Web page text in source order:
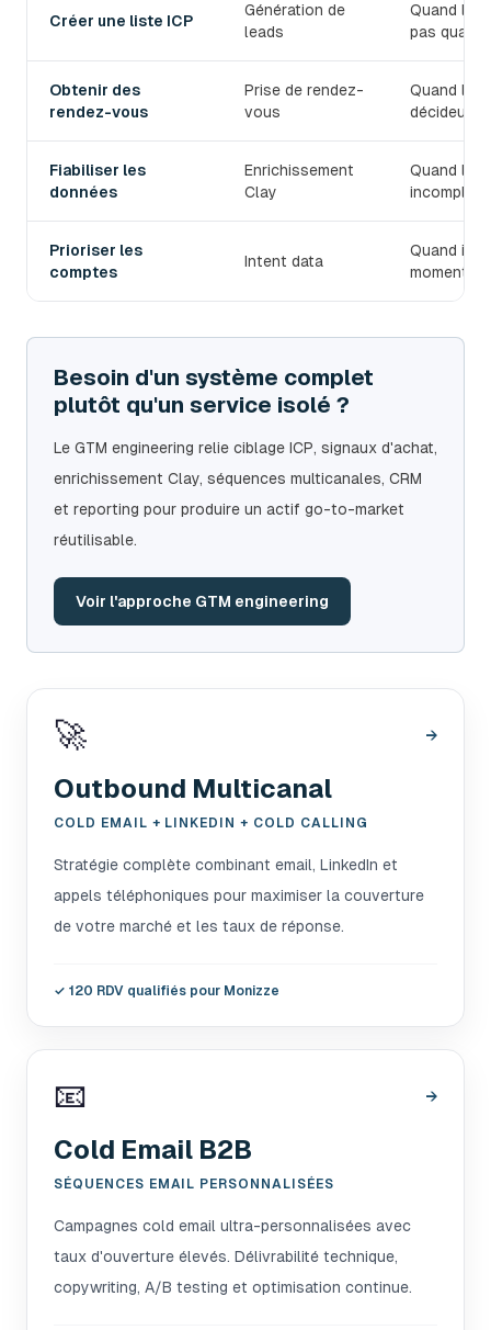
Créer une liste ICP
Génération de
leads
Quand le
pas
Obtenir des
rendez-vous
Prise de rendez-
vous
Quand
décideurs.
Fiabiliser les
données
Enrichissement
Clay
Quand les
Prioriser les
comptes
Intent data
Quand il
moment.
Besoin d'un système complet
plutôt qu'un service isolé ?
Le GTM engineering relie ciblage ICP, signaux d'achat,
enrichissement Clay, séquences multicanales, CRM
et reporting pour produire un actif go-to-market
réutilisable.
Voir l'approche GTM engineering
🚀 →
Outbound Multicanal
COLD EMAIL + LINKEDIN + COLD CALLING
Stratégie complète combinant email, LinkedIn et
appels téléphoniques pour maximiser la couverture
de votre marché et les taux de réponse.
✓ 120 RDV qualifiés pour Monizze
📧 →
Cold Email B2B
SÉQUENCES EMAIL PERSONNALISÉES
Campagnes cold email ultra-personnalisées avec
taux d'ouverture élevés. Délivrabilité technique,
copywriting, A/B testing et optimisation continue.